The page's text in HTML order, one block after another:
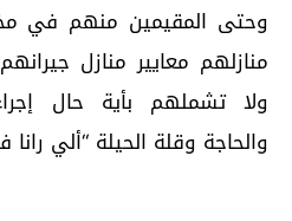
وحتى المقيمين منهم في
منازلهم معايير منازل
ولا تشملهم بأية حال
والحاجة وقلة الحيلة “ألي رانا